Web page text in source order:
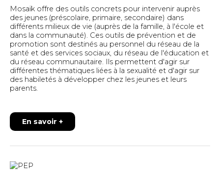
Mosaïk offre des outils concrets pour intervenir auprès
des jeunes (préscolaire, primaire, secondaire) dans
différents milieux de vie (auprès de la famille, à l'école et
dans la communauté). Ces outils de prévention et de
promotion sont destinés au personnel du réseau de la
santé et des services sociaux, du réseau de l'éducation et
du réseau communautaire. Ils permettent d'agir sur
différentes thématiques liées à la sexualité et d'agir sur
des habiletés à développer chez les jeunes et leurs
parents.
En savoir +